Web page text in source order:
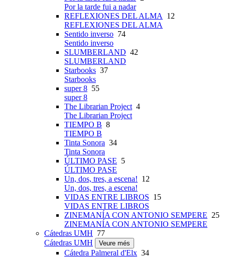
Por la tarde fui a nadar
REFLEXIONES DEL ALMA
12
REFLEXIONES DEL ALMA
Sentido inverso 74
Sentido inverso
SLUMBERLAND 42
SLUMBERLAND
Starbooks 37
Starbooks
super 8 55
super 8
The Librarian Project 4
The Librarian Project
TIEMPO B 8
TIEMPO B
Tinta Sonora 34
Tinta Sonora
ÚLTIMO PASE 5
ÚLTIMO PASE
Un, dos, tres, a escena! 12
Un, dos, tres, a escena!
VIDAS ENTRE LIBROS 15
VIDAS ENTRE LIBROS
ZINEMANÍA CON ANTONIO SEMPERE 25
ZINEMANÍA CON ANTONIO SEMPERE
Cátedras UMH 77
Cátedras UMH
Veure més
Cátedra Palmeral d'Elx 34